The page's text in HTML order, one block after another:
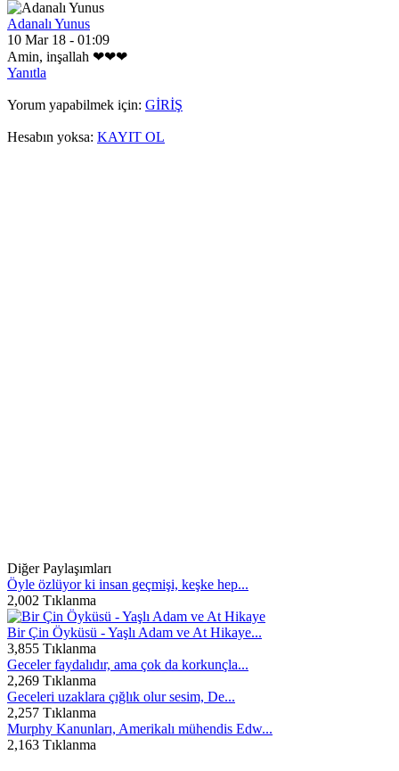
Adanalı Yunus
10 Mar 18 - 01:09
Amin, inşallah ❤❤❤
Yanıtla
Yorum yapabilmek için: GİRİŞ
Hesabın yoksa: KAYIT OL
Diğer Paylaşımları
Öyle özlüyor ki insan geçmişi, keşke hep...
2,002 Tıklanma
Bir Çin Öyküsü - Yaşlı Adam ve At Hikaye...
3,855 Tıklanma
Geceler faydalıdır, ama çok da korkunçla...
2,269 Tıklanma
Geceleri uzaklara çığlık olur sesim, De...
2,257 Tıklanma
Murphy Kanunları, Amerikalı mühendis Edw...
2,163 Tıklanma